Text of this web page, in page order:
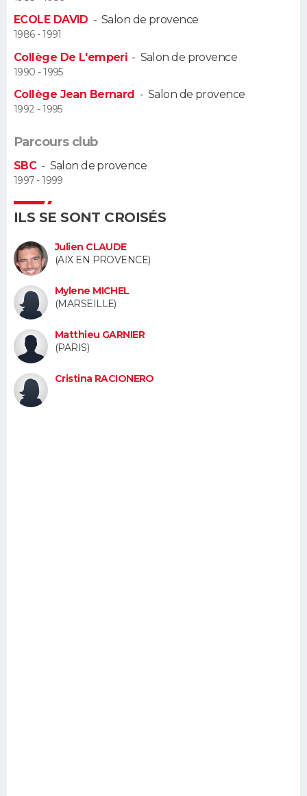
Alimentation
Guide de la santé
Maladies
Médicaments
Sommeil
VOYAGE
Destinations
City break
Voyage nature
Voyage de noces
Forum
Climat
+
PHOTO
GUIDES D'ACHAT
CARTE DE VOEUX
Carte de Noël
Carte Bonne année
Carte Saint-Valentin
Carte Pâques
Carte d'anniversaire
Dictionnaire
Biographies
Citations
Expressions
Proverbes
PROGRAMME TV
COPAINS D'AVANT
AVIS DE DÉCÈS
FORUM
Bricolage
Lifestyle
Culture
Sport
Auto
Television
Voyage
Cinema
ECOLE DAVID -Salon de provence
1986 - 1991
Collège De L'emperi- Salon de provence
1990 - 1995
Collège Jean Bernard -Salon de provence
1992 - 1995
Parcours club
SBC- Salon de provence
1997 - 1999
ILS SE SONT CROISÉS
Julien CLAUDE
(AIX EN PROVENCE)
Mylene MICHEL
(MARSEILLE)
Matthieu GARNIER
(PARIS)
Cristina RACIONERO